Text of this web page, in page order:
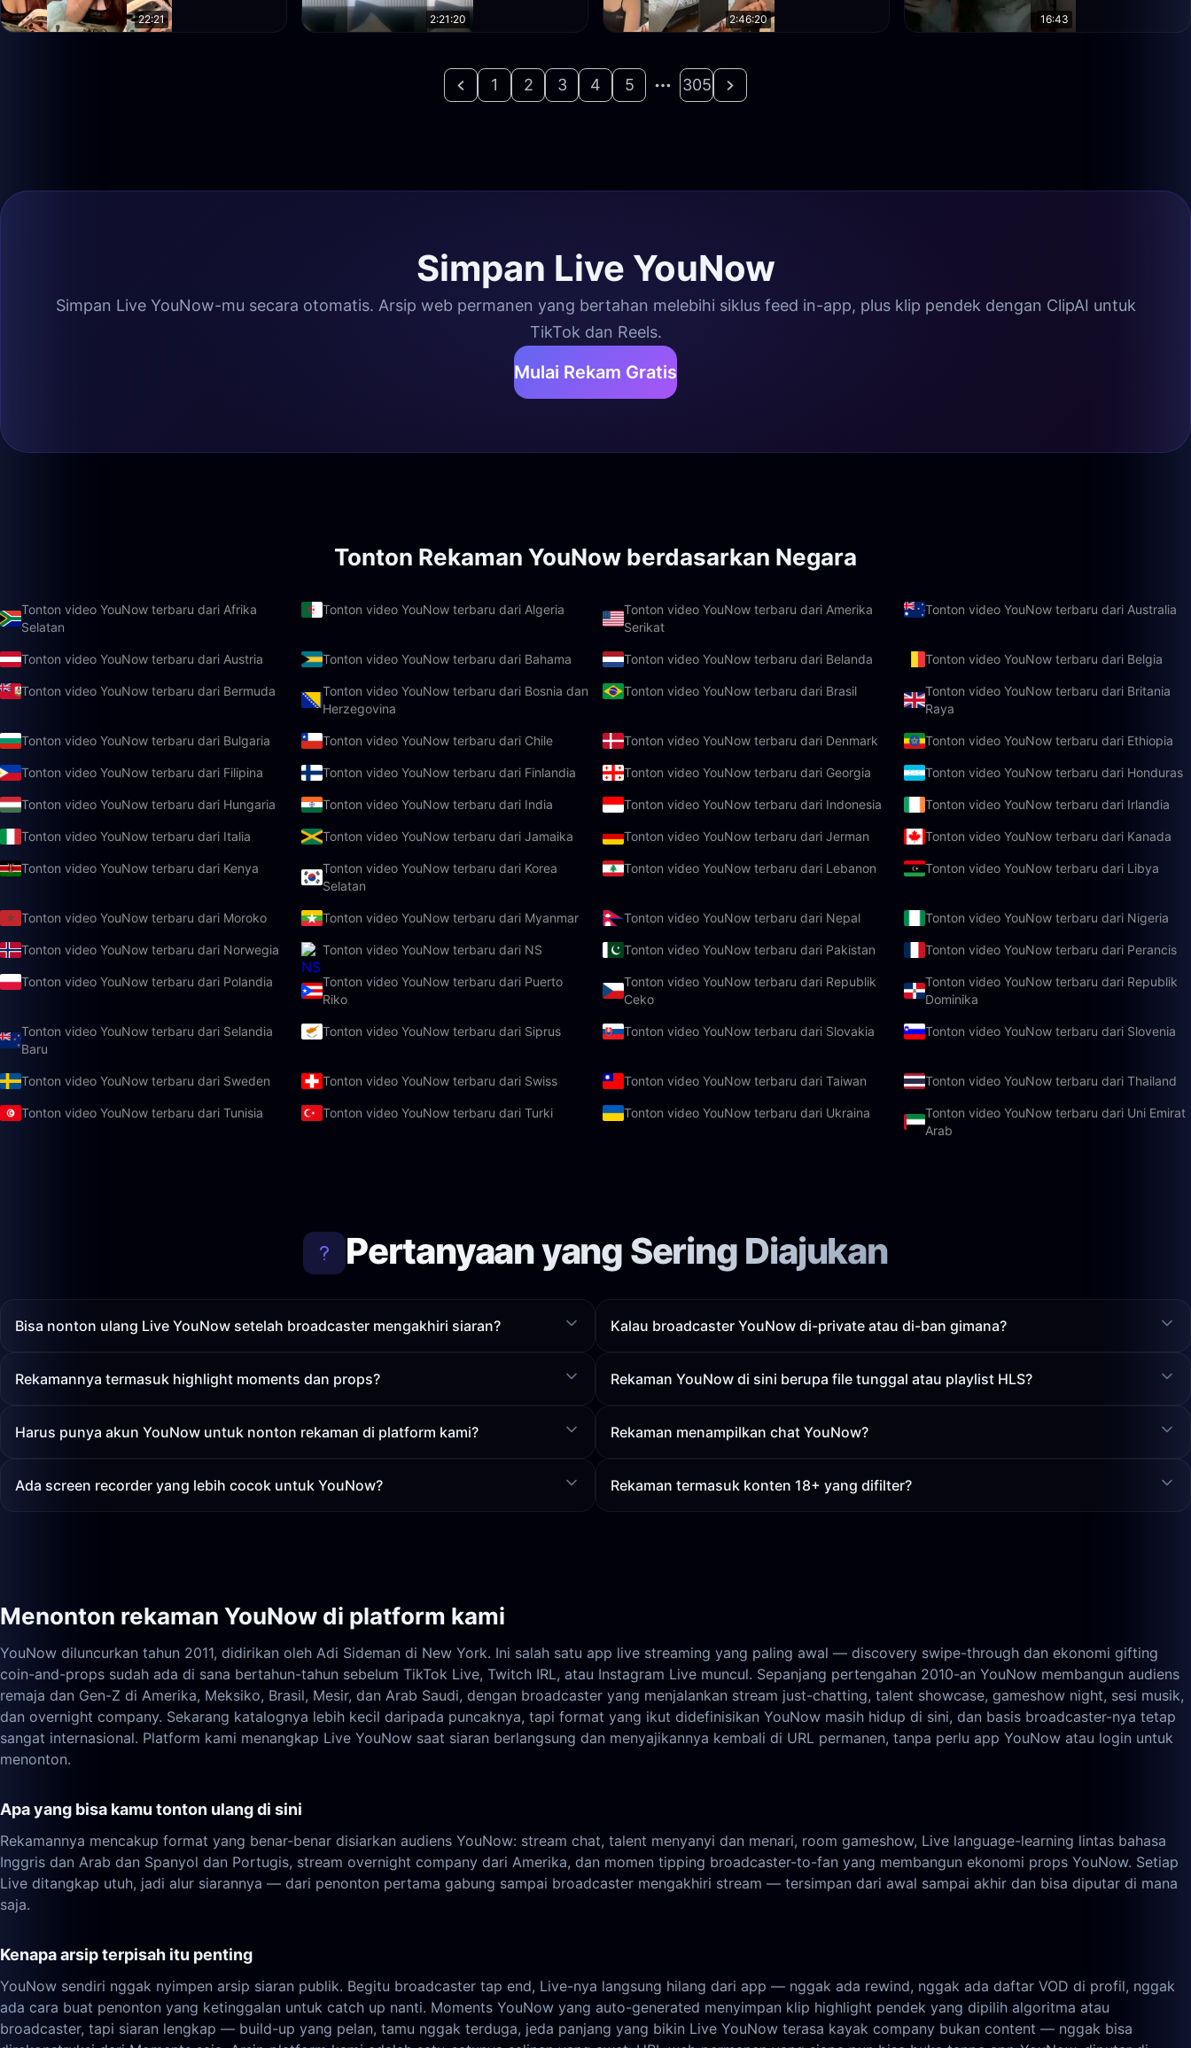
22:21 2:21:20 2:46:20 16:43
1 2 3 4 5 305
Simpan Live YouNow
Simpan Live YouNow-mu secara otomatis. Arsip web permanen yang bertahan melebihi siklus feed in-app, plus klip pendek dengan ClipAI untuk
TikTok dan Reels.
Mulai Rekam Gratis
Tonton Rekaman YouNow berdasarkan Negara
Tonton video YouNow terbaru dari Afrika
Selatan
Tonton video YouNow terbaru dari Algeria
Tonton video YouNow terbaru dari Amerika
Serikat
Tonton video YouNow terbaru dari Australia
Tonton video YouNow terbaru dari Austria Tonton video YouNow terbaru dari Bahama Tonton video YouNow terbaru dari Belanda Tonton video YouNow terbaru dari Belgia
Tonton video YouNow terbaru dari Bermuda
Tonton video YouNow terbaru dari Bosnia dan
Herzegovina
Tonton video YouNow terbaru dari Brasil
Tonton video YouNow terbaru dari Britania
Raya
Tonton video YouNow terbaru dari Bulgaria Tonton video YouNow terbaru dari Chile Tonton video YouNow terbaru dari Denmark Tonton video YouNow terbaru dari Ethiopia
Tonton video YouNow terbaru dari Filipina Tonton video YouNow terbaru dari Finlandia Tonton video YouNow terbaru dari Georgia Tonton video YouNow terbaru dari Honduras
Tonton video YouNow terbaru dari Hungaria Tonton video YouNow terbaru dari India Tonton video YouNow terbaru dari Indonesia Tonton video YouNow terbaru dari Irlandia
Tonton video YouNow terbaru dari Italia Tonton video YouNow terbaru dari Jamaika Tonton video YouNow terbaru dari Jerman Tonton video YouNow terbaru dari Kanada
Tonton video YouNow terbaru dari Kenya
Tonton video YouNow terbaru dari Korea
Selatan
Tonton video YouNow terbaru dari Lebanon Tonton video YouNow terbaru dari Libya
Tonton video YouNow terbaru dari Moroko Tonton video YouNow terbaru dari Myanmar Tonton video YouNow terbaru dari Nepal Tonton video YouNow terbaru dari Nigeria
Tonton video YouNow terbaru dari Norwegia Tonton video YouNow terbaru dari NS Tonton video YouNow terbaru dari Pakistan Tonton video YouNow terbaru dari Perancis
Tonton video YouNow terbaru dari Polandia
Tonton video YouNow terbaru dari Puerto
Riko
Tonton video YouNow terbaru dari Republik
Ceko
Tonton video YouNow terbaru dari Republik
Dominika
Tonton video YouNow terbaru dari Selandia
Baru
Tonton video YouNow terbaru dari Siprus Tonton video YouNow terbaru dari Slovakia Tonton video YouNow terbaru dari Slovenia
Tonton video YouNow terbaru dari Sweden Tonton video YouNow terbaru dari Swiss Tonton video YouNow terbaru dari Taiwan Tonton video YouNow terbaru dari Thailand
Tonton video YouNow terbaru dari Tunisia Tonton video YouNow terbaru dari Turki Tonton video YouNow terbaru dari Ukraina
Tonton video YouNow terbaru dari Uni Emirat
Arab
Pertanyaan yang Sering Diajukan
Bisa nonton ulang Live YouNow setelah broadcaster mengakhiri siaran?
Rekamannya termasuk highlight moments dan props?
Harus punya akun YouNow untuk nonton rekaman di platform kami?
Ada screen recorder yang lebih cocok untuk YouNow?
Kalau broadcaster YouNow di-private atau di-ban gimana?
Rekaman YouNow di sini berupa file tunggal atau playlist HLS?
Rekaman menampilkan chat YouNow?
Rekaman termasuk konten 18+ yang difilter?
Menonton rekaman YouNow di platform kami
YouNow diluncurkan tahun 2011, didirikan oleh Adi Sideman di New York. Ini salah satu app live streaming yang paling awal — discovery swipe-through dan ekonomi gifting
coin-and-props sudah ada di sana bertahun-tahun sebelum TikTok Live, Twitch IRL, atau Instagram Live muncul. Sepanjang pertengahan 2010-an YouNow membangun audiens
remaja dan Gen-Z di Amerika, Meksiko, Brasil, Mesir, dan Arab Saudi, dengan broadcaster yang menjalankan stream just-chatting, talent showcase, gameshow night, sesi musik,
dan overnight company. Sekarang katalognya lebih kecil daripada puncaknya, tapi format yang ikut didefinisikan YouNow masih hidup di sini, dan basis broadcaster-nya tetap
sangat internasional. Platform kami menangkap Live YouNow saat siaran berlangsung dan menyajikannya kembali di URL permanen, tanpa perlu app YouNow atau login untuk
menonton.
Apa yang bisa kamu tonton ulang di sini
Rekamannya mencakup format yang benar-benar disiarkan audiens YouNow: stream chat, talent menyanyi dan menari, room gameshow, Live language-learning lintas bahasa
Inggris dan Arab dan Spanyol dan Portugis, stream overnight company dari Amerika, dan momen tipping broadcaster-to-fan yang membangun ekonomi props YouNow. Setiap
Live ditangkap utuh, jadi alur siarannya — dari penonton pertama gabung sampai broadcaster mengakhiri stream — tersimpan dari awal sampai akhir dan bisa diputar di mana
saja.
Kenapa arsip terpisah itu penting
YouNow sendiri nggak nyimpen arsip siaran publik. Begitu broadcaster tap end, Live-nya langsung hilang dari app — nggak ada rewind, nggak ada daftar VOD di profil, nggak
ada cara buat penonton yang ketinggalan untuk catch up nanti. Moments YouNow yang auto-generated menyimpan klip highlight pendek yang dipilih algoritma atau
broadcaster, tapi siaran lengkap — build-up yang pelan, tamu nggak terduga, jeda panjang yang bikin Live YouNow terasa kayak company bukan content — nggak bisa